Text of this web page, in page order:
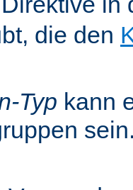
die den
Typ kann